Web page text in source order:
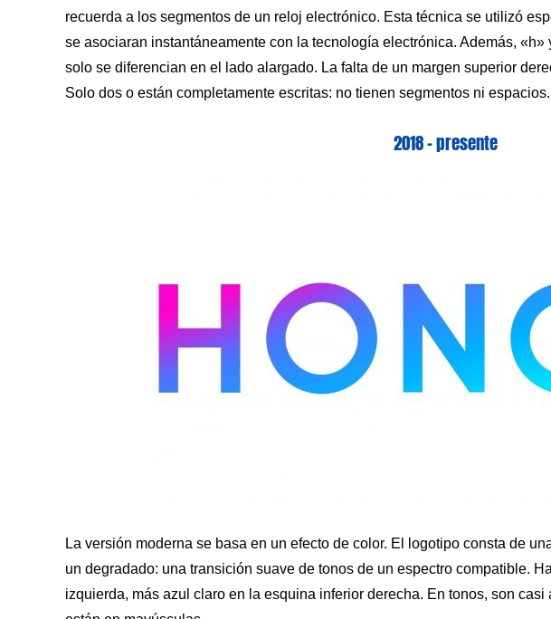
recuerda a los segmentos de un reloj electrónico. Esta técnica se utilizó
se asociaran instantáneamente con la tecnología electrónica. Además,
solo se diferencian en el lado alargado. La falta de un margen superior
Solo dos o están completamente escritas: no tienen segmentos ni
2018 – presente
La versión moderna se basa en un efecto de color. El logotipo consta de
un degradado: una transición suave de tonos de un espectro compatible.
izquierda, más azul claro en la esquina inferior derecha. En tonos, son